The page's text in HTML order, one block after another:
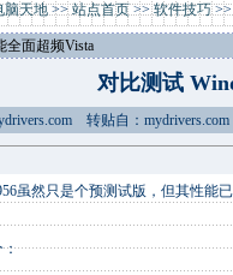
脑天地>>站点首页>>软件技巧
全面超频Vista
对比测试
转贴自：
然只是个预测试版，但其性能已